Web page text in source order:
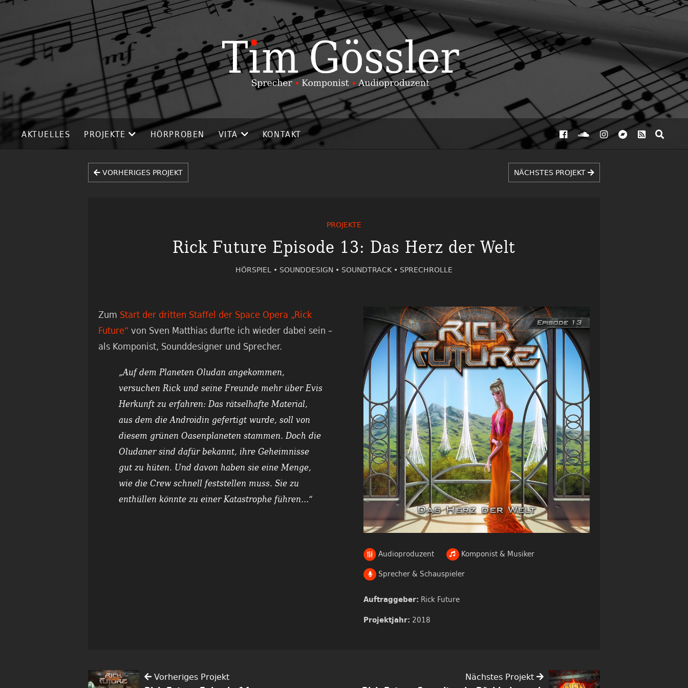
AKTUELLES PROJEKTE HÖRPROBEN VITA KONTAKT
VORHERIGES PROJEKT NÄCHSTES PROJEKT
PROJEKTE
Rick Future Episode 13: Das Herz der Welt
HÖRSPIEL • SOUNDDESIGN • SOUNDTRACK • SPRECHROLLE
Audioproduzent
Komponist & Musiker
Sprecher & Schauspieler
Auftraggeber: Rick Future
Projektjahr: 2018
Zum Start der dritten Staffel der Space Opera „Rick
Future“von Sven Matthias durfte ich wieder dabei sein –
als Komponist, Sounddesigner und Sprecher.
„Auf dem Planeten Oludan angekommen,
versuchen Rick und seine Freunde mehr über Evis
Herkunft zu erfahren: Das rätselhafte Material,
aus dem die Androidin gefertigt wurde, soll von
diesem grünen Oasenplaneten stammen. Doch die
Oludaner sind dafür bekannt, ihre Geheimnisse
gut zu hüten. Und davon haben sie eine Menge,
wie die Crew schnell feststellen muss. Sie zu
enthüllen könnte zu einer Katastrophe führen…“
Vorheriges Projekt Nächstes Projekt